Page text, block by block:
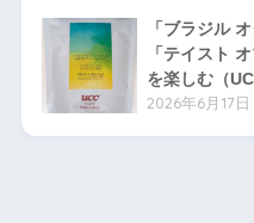
「ブラジル
「テイスト
を楽しむ（
2026年6月17日